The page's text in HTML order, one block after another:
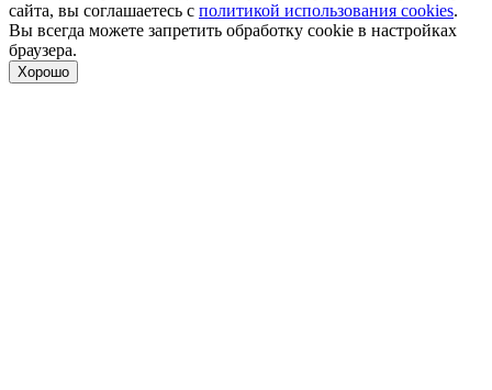
сайта, вы соглашаетесь с политикой использования cookies.
Вы всегда можете запретить обработку cookie в настройках
браузера.
Хорошо